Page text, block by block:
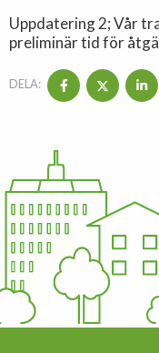
Uppdatering 2; Vår
preliminär tid för
DELA: